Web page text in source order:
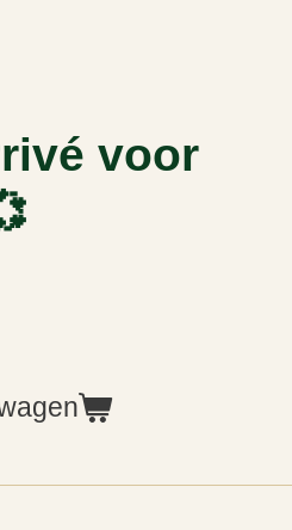
voor